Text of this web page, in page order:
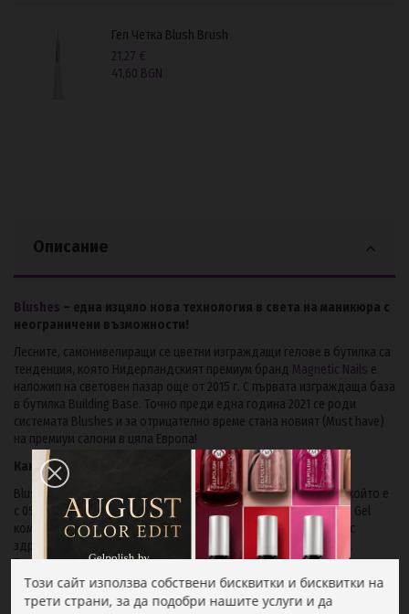
Гел Четка Blush Brush
21,27 €
41,60 BGN
Описание
Blushes – една изцяло нова технология в света на маникюра с
неограничени възможности!
Лесните, самонивелиращи се цветни изграждащи гелове в бутилка са
тенденция, която Нидерландският премиум бранд Magnetic Nails е
наложил на световен пазар още от 2015 г. С първата изграждаща база
в бутилка Building Base. Точно преди една година 2021 се роди
системата Blushes и за отрицателно време стана новият (Must have)
на премиум салони в цяла Европа!
Какво е всъщност?
Blushes системата е нова формула изграждащ гел в бутилка, който е
с 0% киселини, 100% веган и не е тестван върху животни. Blush Gel
комбинира екстремната издръжливоста на Rubber base Gel със
здравината на FIBERCOAT , бърза нивелация без да се разтича.
Техниката без пилене е детска игра с този продукт.
Blush Glassy 15 mlможе да се използва: на тънк слой като лак или с
обем за плоски нокти,
Този сайт използва собствени бисквитки и бисквитки на
трети страни, за да подобри нашите услуги и да